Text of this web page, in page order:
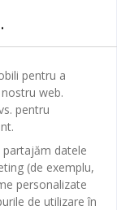
Republica
pentru a
web.
pentru
datele
(de exemplu,
personalizate
de utilizare în